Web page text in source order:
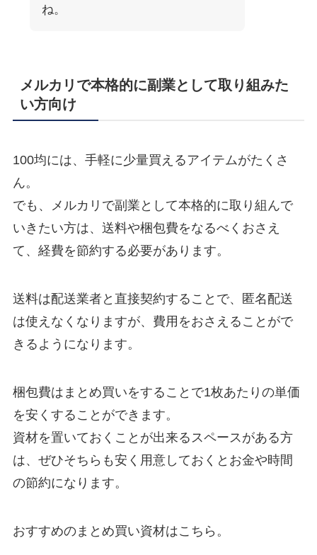
ね。
メルカリで本格的に副業として取り組みた
い方向け
100均には、手軽に少量買えるアイテムがたくさ
ん。
でも、メルカリで副業として本格的に取り組んで
いきたい方は、送料や梱包費をなるべくおさえ
て、経費を節約する必要があります。
送料は配送業者と直接契約することで、匿名配送
は使えなくなりますが、費用をおさえることがで
きるようになります。
梱包費はまとめ買いをすることで1枚あたりの単価
を安くすることができます。
資材を置いておくことが出来るスペースがある方
は、ぜひそちらも安く用意しておくとお金や時間
の節約になります。
おすすめのまとめ買い資材はこちら。